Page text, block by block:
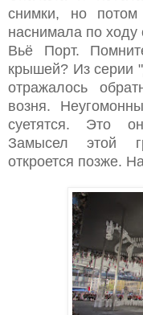
снимки, но
наснимала по ходу
Вьё Порт.
крышей? Из серии
отражалось
возня.
суетятся. Это
Замысел этой
откроется позже.